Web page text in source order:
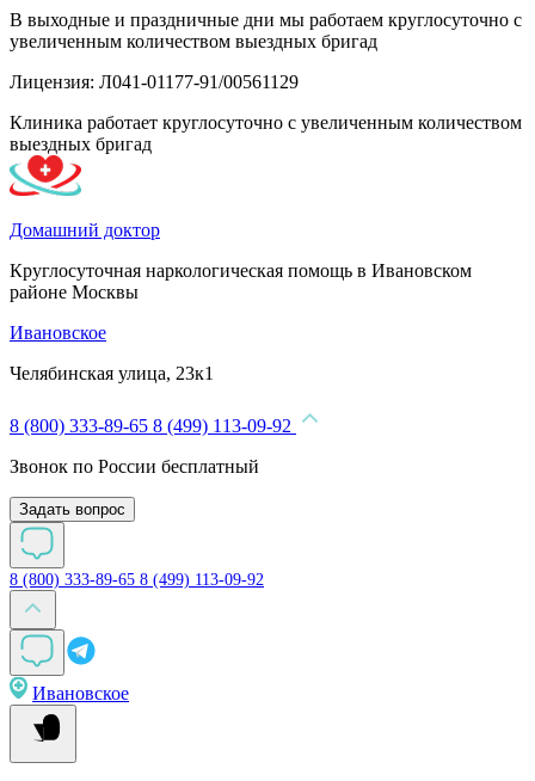
В выходные и праздничные дни мы работаем круглосуточно с
увеличенным количеством выездных бригад
Лицензия: Л041-01177-91/00561129
Клиника работает круглосуточно с увеличенным количеством
выездных бригад
Домашний доктор
Круглосуточная наркологическая помощь в Ивановском
районе Москвы
Ивановское
Челябинская улица, 23к1
8 (800) 333-89-65 8 (499) 113-09-92
Звонок по России бесплатный
Задать вопрос
8 (800) 333-89-65 8 (499) 113-09-92
Ивановское